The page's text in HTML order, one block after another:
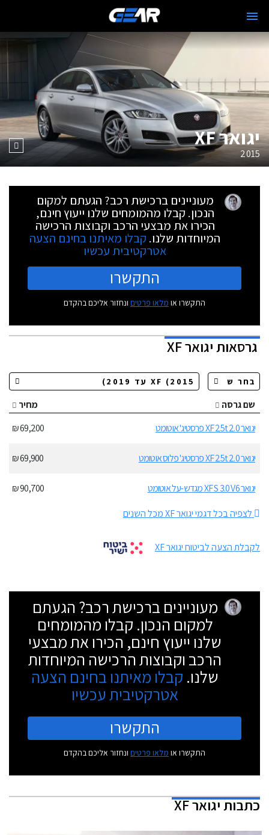
יגואר XF
2015
מעוניינים ברכישת רכב? הגעתם למקום
הנכון. קבלו מהמומחים שלנו ייעוץ חינם,
הכירו את מבצעי הרכב וקבוצות הרכישה
המיוחדות שלנו. קבלו מאיתנו בחינם הצעה
אטרקטיבית עכשיו
התקשרו
התקשרו או מלאו פרטים ונחזור אליכם בהקדם
גרסאותיגואר XF
שם גרסה
מחיר
יגואר XF 25t 2.0 פרסטיג' אוטומט
69,200 ₪
יגואר XF 25t 2.0 פרסטיג' פלוס אוטומט 69,900 ₪
יגואר XF S 3.0 V6 מגדש-על אוטומט
90,700 ₪
לצפיה בכל דגמי יגואר XF מכל השנים
לקבלת הצעה לביטוח יגואר XF
מעוניינים ברכישת רכב? הגעתם
למקום הנכון. קבלו מהמומחים
שלנו ייעוץ חינם, הכירו את מבצעי
הרכב וקבוצות הרכישה המיוחדות
שלנו. קבלו מאיתנו בחינם הצעה
אטרקטיבית עכשיו
התקשרו
התקשרו או מלאו פרטים ונחזור אליכם בהקדם
כתבותיגואר XF